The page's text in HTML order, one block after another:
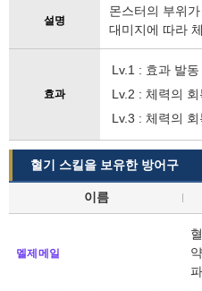
설명
몬스터의 부위
대미지에 따라
효과
Lv.1 : 효과 발동
Lv.2 : 체력의
Lv.3 : 체력의
혈기 스킬을 보유한 방어구
이름
멜제메일